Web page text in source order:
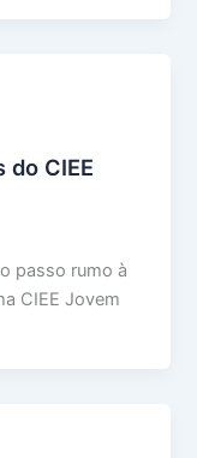
do CIEE
passo rumo à
CIEE Jovem